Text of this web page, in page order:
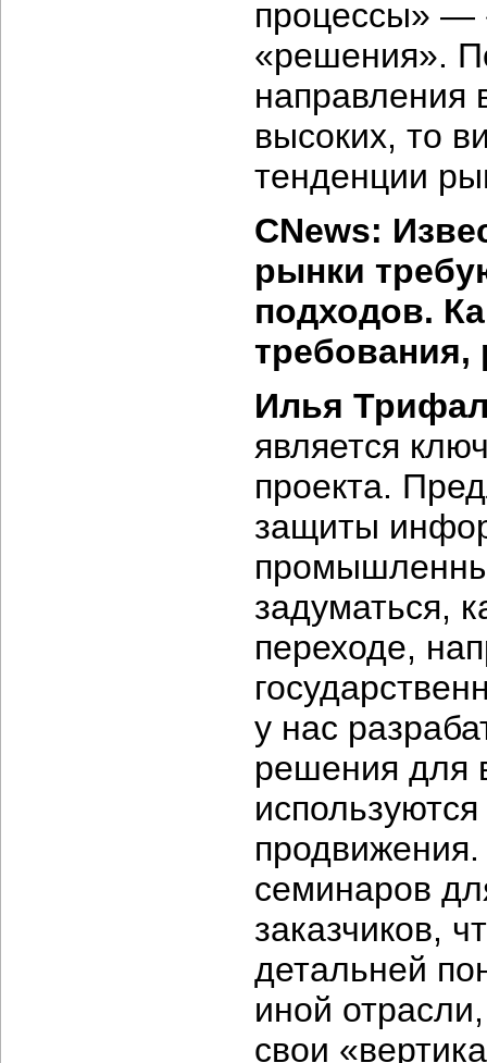
процессы» —
«решения».
направления
высоких, то
тенденции
CNews:
рынки
подходов.
Илья
является
проекта.
защиты
задуматься,
переходе,
у нас
решения для
семинаров
заказчиков,
детальней
иной
свои